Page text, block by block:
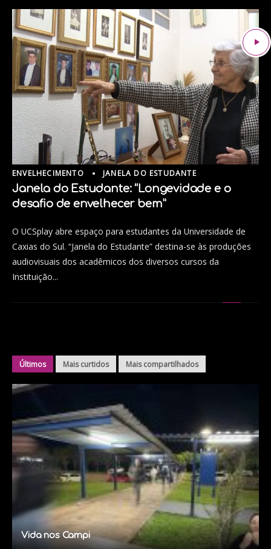
ENVELHECIMENTO JANELA DO ESTUDANTE
Janela do Estudante: “Longevidade e o
desafio de envelhecer bem”
O UCSplay abre espaço para estudantes da Universidade de
Caxias do Sul. “Janela do Estudante” destina-se às produções
audiovisuais dos acadêmicos dos diversos cursos da
Instituição...
Últimos Mais curtidos Mais compartilhados
Vida nos Campi